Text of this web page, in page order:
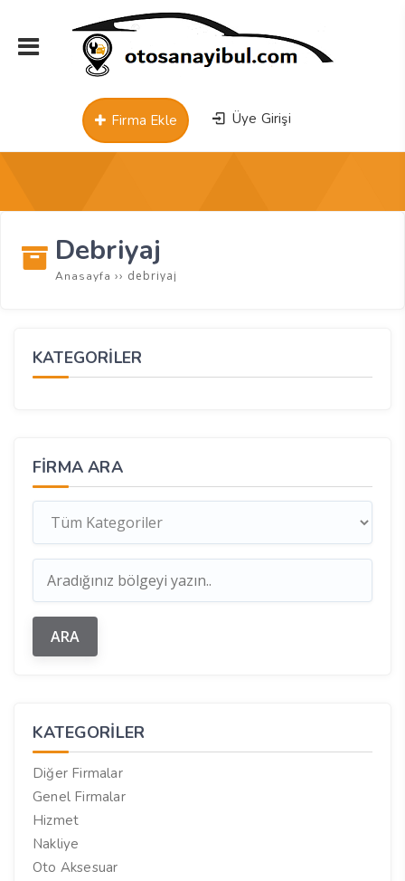
Üye Girişi
Firma Ekle
Debriyaj
Anasayfa ›› debriyaj
KATEGORİLER
FIRMA ARA
KATEGORILER
Diğer Firmalar
Genel Firmalar
Hizmet
Nakliye
Oto Aksesuar